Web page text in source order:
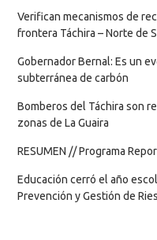
Verifican mecanismos de
frontera Táchira – Norte de
Gobernador Bernal: Es un
subterránea de carbón
Bomberos del Táchira son
zonas de La Guaira
RESUMEN // Programa
Educación cerró el año
Prevención y Gestión de